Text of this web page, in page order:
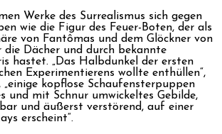
Werke des Surrealismus sich gegen
wie die Figur des Feuer-Boten, der als
von Fantômas und dem Glöckner von
Dächer und durch bekannte
hastet. „Das Halbdunkel der ersten
Experimentierens wollte enthüllen“,
„einige kopflose Schaufensterpuppen
und mit Schnur umwickeltes Gebilde,
und äußerst verstörend, auf einer
erscheint“.